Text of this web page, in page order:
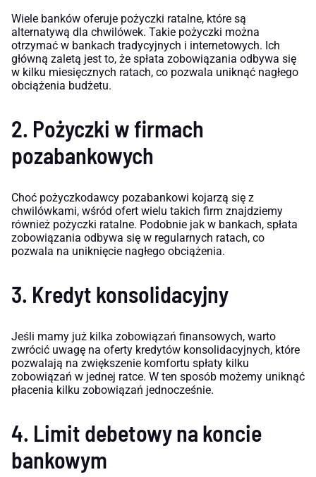
Wiele banków oferuje pożyczki ratalne, które są
alternatywą dla chwilówek. Takie pożyczki można
otrzymać w bankach tradycyjnych i internetowych. Ich
główną zaletą jest to, że spłata zobowiązania odbywa się
w kilku miesięcznych ratach, co pozwala uniknąć nagłego
obciążenia budżetu.
2. Pożyczki w firmach
pozabankowych
Choć pożyczkodawcy pozabankowi kojarzą się z
chwilówkami, wśród ofert wielu takich firm znajdziemy
również pożyczki ratalne. Podobnie jak w bankach, spłata
zobowiązania odbywa się w regularnych ratach, co
pozwala na uniknięcie nagłego obciążenia.
3. Kredyt konsolidacyjny
Jeśli mamy już kilka zobowiązań finansowych, warto
zwrócić uwagę na oferty kredytów konsolidacyjnych, które
pozwalają na zwiększenie komfortu spłaty kilku
zobowiązań w jednej ratce. W ten sposób możemy uniknąć
płacenia kilku zobowiązań jednocześnie.
4. Limit debetowy na koncie
bankowym